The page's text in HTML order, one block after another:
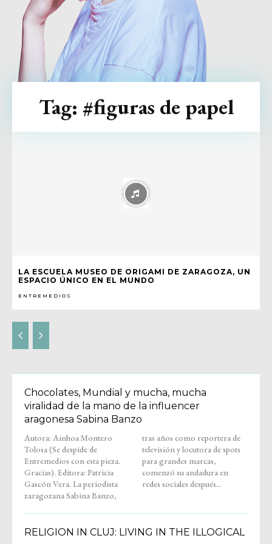
LA ESCUELA MUSEO DE ORIGAMI DE ZARAGOZA, UN
ESPACIO ÚNICO EN EL MUNDO
ENTREMEDIOS
Tag: #figuras de papel
Chocolates, Mundial y mucha, mucha
viralidad de la mano de la influencer
aragonesa Sabina Banzo
Autora: Ainhoa Montero
Tolosa (Se despide de
Entremedios con esta pieza.
Gracias). Editora: Patricia
Gascón Vera. La periodista
zaragozana Sabina Banzo,
tras años como reportera de
televisión y locutora de spots
para grandes marcas,
comenzó su andadura en
redes sociales después...
RELIGION IN CLUJ: LIVING IN THE ILLOGICAL